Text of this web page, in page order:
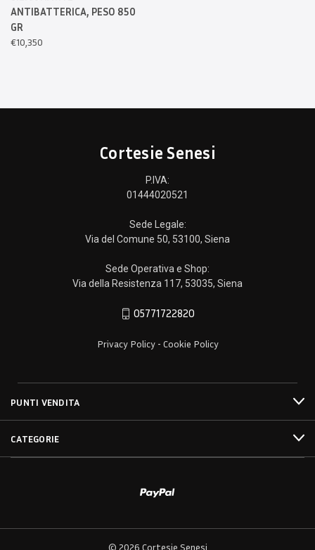
ANTIBATTERICA, PESO 850
GR
€10,350
Cortesie Senesi
P.IVA:
01444020521
Sede Legale:
Via del Comune 50, 53100, Siena
Sede Operativa e Shop:
Via della Resistenza 117, 53035, Siena
05771722820
Privacy Policy- Cookie Policy
PUNTI VENDITA
CATEGORIE
© 2026 Cortesie Senesi